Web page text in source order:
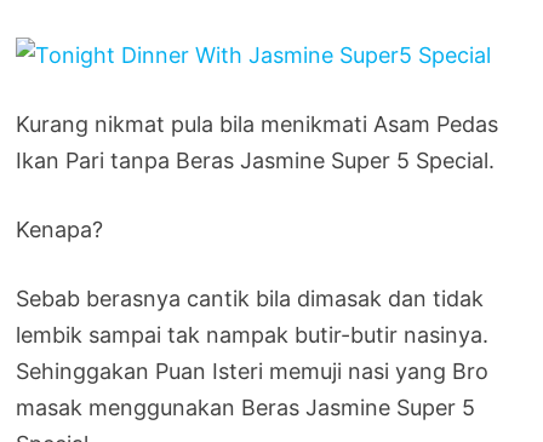
Kurang nikmat pula bila menikmati Asam Pedas
Ikan Pari tanpa Beras Jasmine Super 5 Special.
Kenapa?
Sebab berasnya cantik bila dimasak dan tidak
lembik sampai tak nampak butir-butir nasinya.
Sehinggakan Puan Isteri memuji nasi yang Bro
masak menggunakan Beras Jasmine Super 5